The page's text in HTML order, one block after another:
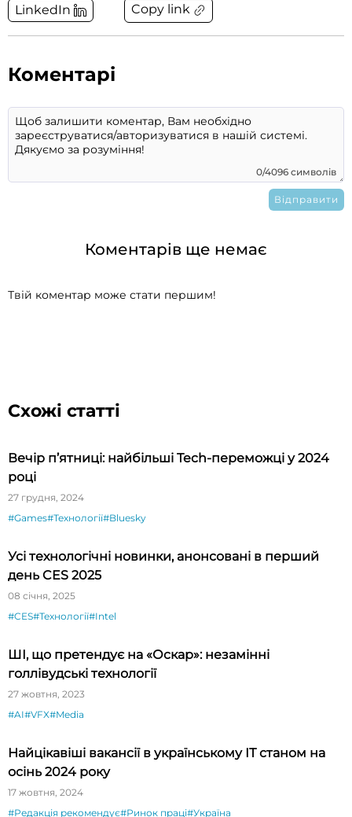
LinkedIn Copy link
Коментарі
0/4096 символів
Коментарів ще немає
Твій коментар може стати першим!
Схожі статті
Вечір п’ятниці: найбільші Tech-переможці у 2024
році
27 грудня, 2024
#Games#Технології#Bluesky
Усі технологічні новинки, анонсовані в перший
день CES 2025
08 січня, 2025
#CES#Технології#Intel
ШІ, що претендує на «Оскар»: незамінні
голлівудські технології
27 жовтня, 2023
#AI#VFX#Media
Найцікавіші вакансії в українському ІТ станом на
осінь 2024 року
17 жовтня, 2024
#Редакція рекомендує#Ринок праці#Україна